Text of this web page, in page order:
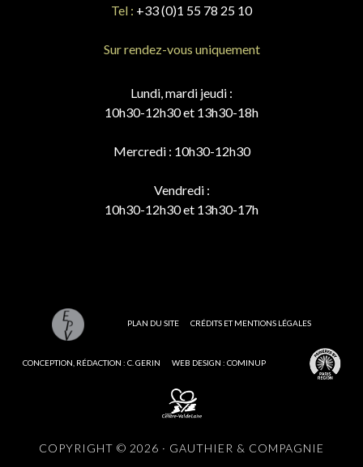
Tel : +33 (0)1 55 78 25 10
Sur rendez-vous uniquement
Lundi, mardi jeudi :
10h30-12h30 et 13h30-18h
Mercredi : 10h30-12h30
Vendredi :
10h30-12h30 et 13h30-17h
PLAN DU SITE CRÉDITS ET MENTIONS LÉGALES
CONCEPTION, RÉDACTION : C. GERIN WEB DESIGN : COMINUP
COPYRIGHT © 2026 · GAUTHIER & COMPAGNIE